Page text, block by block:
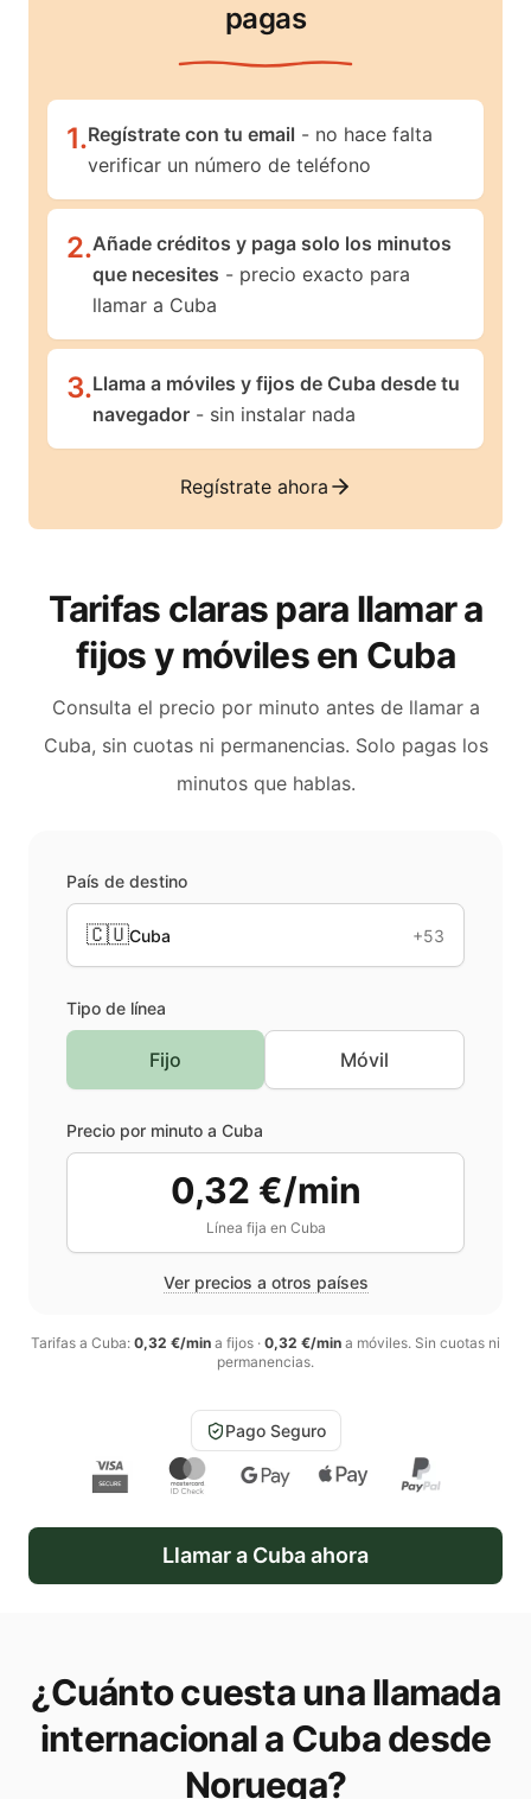
pagas
1.Regístrate con tu email - no hace falta
verificar un número de teléfono
2.Añade créditos y paga solo los minutos
que necesites - precio exacto para
llamar a Cuba
3.Llama a móviles y fijos de Cuba desde tu
navegador - sin instalar nada
Regístrate ahora
Tarifas claras para llamar a
fijos y móviles en Cuba
Consulta el precio por minuto antes de llamar a
Cuba, sin cuotas ni permanencias. Solo pagas los
minutos que hablas.
País de destino
🇨🇺Cuba +53
Tipo de línea
Fijo Móvil
Precio por minuto a Cuba
0,32 €/min
Línea fija en Cuba
Ver precios a otros países
Tarifas a Cuba: 0,32 €/min a fijos · 0,32 €/min a móviles. Sin cuotas ni
permanencias.
Pago Seguro
Llamar a Cubaahora
¿Cuánto cuesta una llamada
internacional a Cubadesde
Noruega?